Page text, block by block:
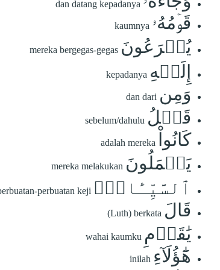
dan datang kepadanya
قَوۡمُهُۥ kaumnya
يُهۡرَعُونَ mereka bergegas-gegas
إِلَيۡهِ kepadanya
وَمِن dan dari
قَبۡلُ sebelum/dahulu
كَانُواْ adalah mereka
يَعۡمَلُونَ mereka melakukan
ٱلسَّيِّـَٔاتِۚ perbuatan keji
قَالَ (Luth) berkata
يَٰقَوۡمِ wahai kaumku
هَٰٓؤُلَآءِ inilah